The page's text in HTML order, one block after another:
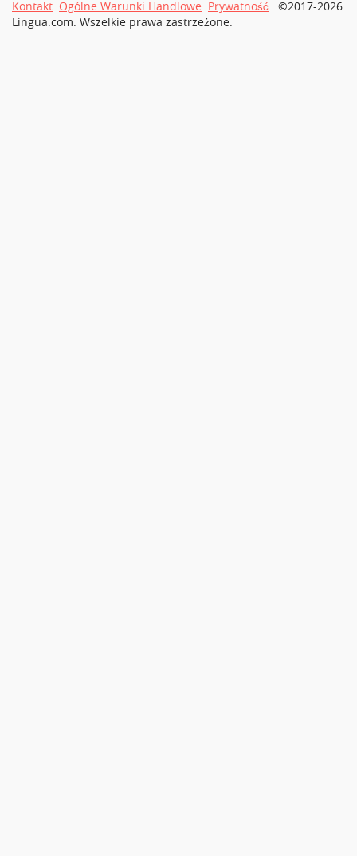
Kontakt Ogólne Warunki Handlowe Prywatność
©2017-2026
Lingua.com. Wszelkie prawa zastrzeżone.